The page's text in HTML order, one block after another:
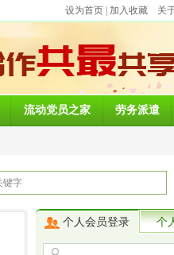
设为首页 加入收藏 关
流动党员之家 劳务派遣
个人会员登录 个